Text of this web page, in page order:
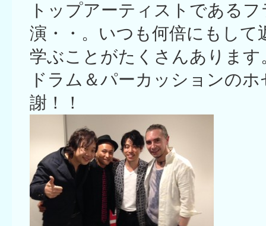
トップアーティストである
演・・。いつも何倍にもし
学ぶことがたくさんあります
ドラム＆パーカッションの
謝！！